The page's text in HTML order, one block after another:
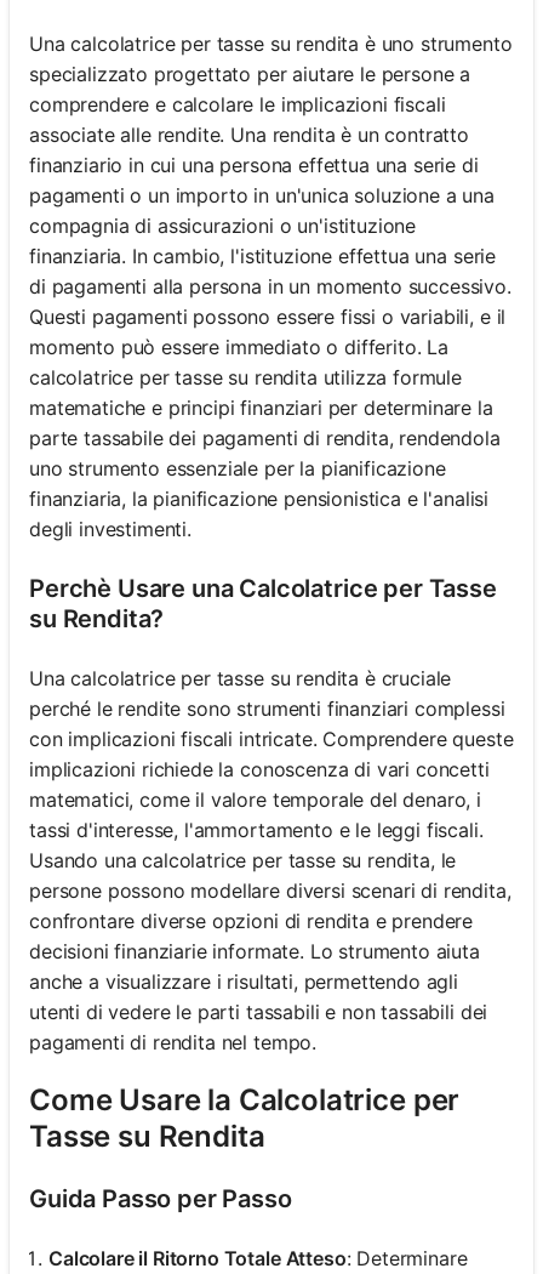
Una calcolatrice per tasse su rendita è uno strumento
specializzato progettato per aiutare le persone a
comprendere e calcolare le implicazioni fiscali
associate alle rendite. Una rendita è un contratto
finanziario in cui una persona effettua una serie di
pagamenti o un importo in un'unica soluzione a una
compagnia di assicurazioni o un'istituzione
finanziaria. In cambio, l'istituzione effettua una serie
di pagamenti alla persona in un momento successivo.
Questi pagamenti possono essere fissi o variabili, e il
momento può essere immediato o differito. La
calcolatrice per tasse su rendita utilizza formule
matematiche e principi finanziari per determinare la
parte tassabile dei pagamenti di rendita, rendendola
uno strumento essenziale per la pianificazione
finanziaria, la pianificazione pensionistica e l'analisi
degli investimenti.
Perchè Usare una Calcolatrice per Tasse
su Rendita?
Una calcolatrice per tasse su rendita è cruciale
perché le rendite sono strumenti finanziari complessi
con implicazioni fiscali intricate. Comprendere queste
implicazioni richiede la conoscenza di vari concetti
matematici, come il valore temporale del denaro, i
tassi d'interesse, l'ammortamento e le leggi fiscali.
Usando una calcolatrice per tasse su rendita, le
persone possono modellare diversi scenari di rendita,
confrontare diverse opzioni di rendita e prendere
decisioni finanziarie informate. Lo strumento aiuta
anche a visualizzare i risultati, permettendo agli
utenti di vedere le parti tassabili e non tassabili dei
pagamenti di rendita nel tempo.
Come Usare la Calcolatrice per
Tasse su Rendita
Guida Passo per Passo
Calcolare il Ritorno Totale Atteso: Determinare